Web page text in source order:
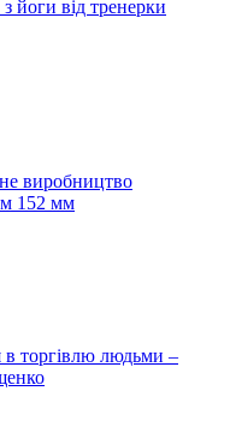
йоги від тренерки
виробництво
152 мм
в торгівлю людьми –